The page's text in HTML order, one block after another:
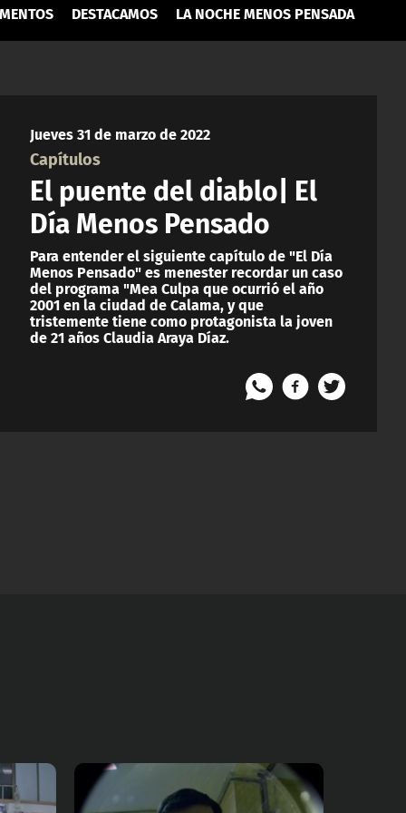
DESTACAMOS LA NOCHE MENOS PENSADA
Jueves 31 de marzo de 2022
Capítulos
El puente del diablo| El
Día Menos Pensado
Para entender el siguiente capítulo de "El Día
Menos Pensado" es menester recordar un caso
del programa "Mea Culpa que ocurrió el año
2001 en la ciudad de Calama, y que
tristemente tiene como protagonista la joven
de 21 años Claudia Araya Díaz.